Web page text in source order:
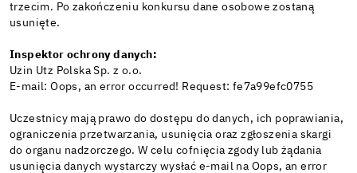
trzecim. Po zakończeniu konkursu dane osobowe zostaną
usunięte.
Inspektor ochrony danych:
Uzin Utz Polska Sp. z o.o.
E-mail: Oops, an error occurred! Request: fe7a99efc0755
Uczestnicy mają prawo do dostępu do danych, ich poprawiania,
ograniczenia przetwarzania, usunięcia oraz zgłoszenia skargi
do organu nadzorczego. W celu cofnięcia zgody lub żądania
usunięcia danych wystarczy wysłać e-mail na Oops, an error